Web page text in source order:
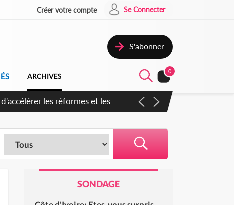
Créer votre compte Se Connecter
S'abonner
ARCHIVES
0
les réformes et les
SONDAGE